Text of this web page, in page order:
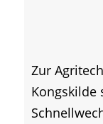
Zur
Kongskilde